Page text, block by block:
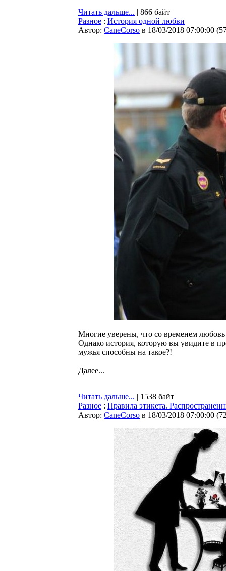
Читать дальше... | 866 байт
Разное : История одной любви
Автор: CaneCorso в 18/03/2018 07:00:00 (
Многие уверены, что со временем любовь
Однако история, которую вы увидите в
мужья способны на такое?!
Далее...
Читать дальше... | 1538 байт
Разное : Правила этикета.
Автор: CaneCorso в 18/03/2018 07:00:00 (